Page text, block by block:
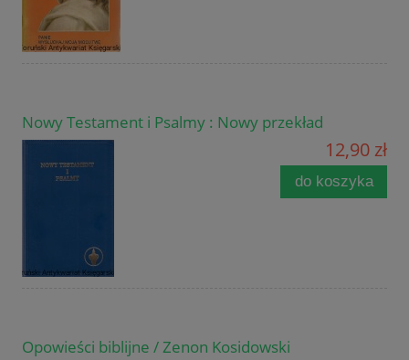
Nowy Testament i Psalmy : Nowy przekład
12,90 zł
do koszyka
Opowieści biblijne / Zenon Kosidowski